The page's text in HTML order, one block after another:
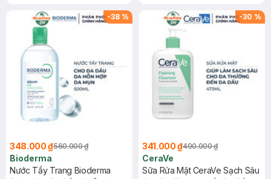
-38 %
348.000 ₫560.000 ₫
Bioderma
Nước Tẩy Trang Bioderma
-30 %
341.000 ₫490.000 ₫
CeraVe
Sữa Rửa Mặt CeraVe Sạch Sâu